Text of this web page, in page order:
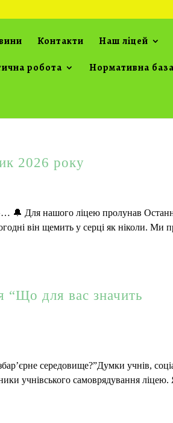
Контакти Наш ліцей
робота Нормативна база
2026 року
🔔 Для нашого ліцею пролунав
він щемить у серці як ніколи. Ми
“Що для вас значить
середовище?”Думки учнів,
учнівського самоврядування ліцею.